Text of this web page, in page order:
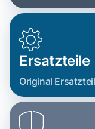
Ersatzteile
Original